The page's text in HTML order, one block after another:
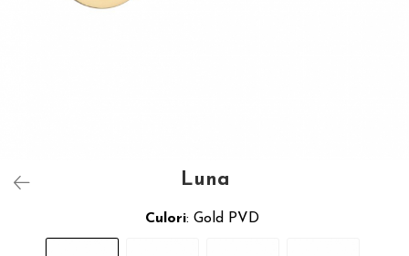
Luna
Culori: Gold PVD